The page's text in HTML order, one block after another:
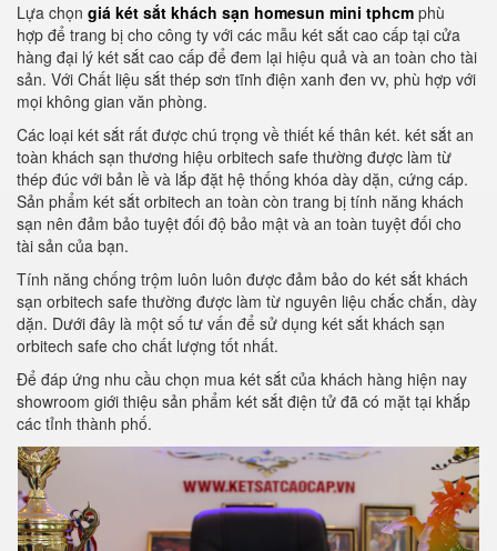
Lựa chọn giá két sắt khách sạn homesun mini tphcm phù
hợp để trang bị cho công ty với các mẫu két sắt cao cấp tại cửa
hàng đại lý két sắt cao cấp để đem lại hiệu quả và an toàn cho tài
sản. Với Chất liệu sắt thép sơn tĩnh điện xanh đen vv, phù hợp với
mọi không gian văn phòng.
Các loại két sắt rất được chú trọng về thiết kế thân két. két sắt an
toàn khách sạn thương hiệu orbitech safe thường được làm từ
thép đúc với bản lề và lắp đặt hệ thống khóa dày dặn, cứng cáp.
Sản phẩm két sắt orbitech an toàn còn trang bị tính năng khách
sạn nên đảm bảo tuyệt đối độ bảo mật và an toàn tuyệt đối cho
tài sản của bạn.
Tính năng chống trộm luôn luôn được đảm bảo do két sắt khách
sạn orbitech safe thường được làm từ nguyên liệu chắc chắn, dày
dặn. Dưới đây là một số tư vấn để sử dụng két sắt khách sạn
orbitech safe cho chất lượng tốt nhất.
Để đáp ứng nhu cầu chọn mua két sắt của khách hàng hiện nay
showroom giới thiệu sản phẩm két sắt điện tử đã có mặt tại khắp
các tỉnh thành phố.